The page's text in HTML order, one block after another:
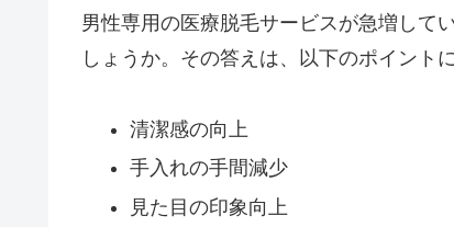
男性専用の医療脱毛サービスが急増して
しょうか。その答えは、以下のポイント
清潔感の向上
手入れの手間減少
見た目の印象向上